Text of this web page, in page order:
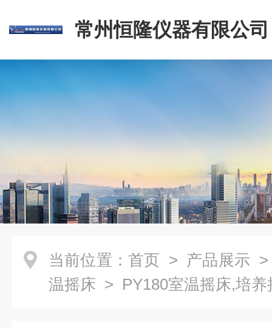
常州恒隆仪器有限公司
当前位置： 首页 > 产品展示
温摇床 > PY180室温摇床,培养